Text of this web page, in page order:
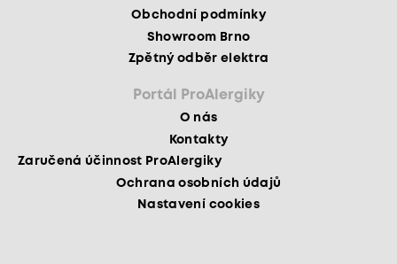
Obchodní podmínky
Showroom Brno
Zpětný odběr elektra
Portál ProAlergiky
O nás
Kontakty
Zaručená účinnost ProAlergiky
Ochrana osobních údajů
Nastavení cookies